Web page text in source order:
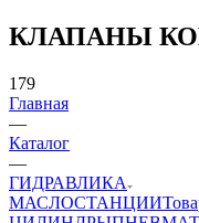
КЛАПАНЫ
179
Главная
—
Каталог
—
ГИДРАВЛИКА
МАСЛОСТАНЦИИ